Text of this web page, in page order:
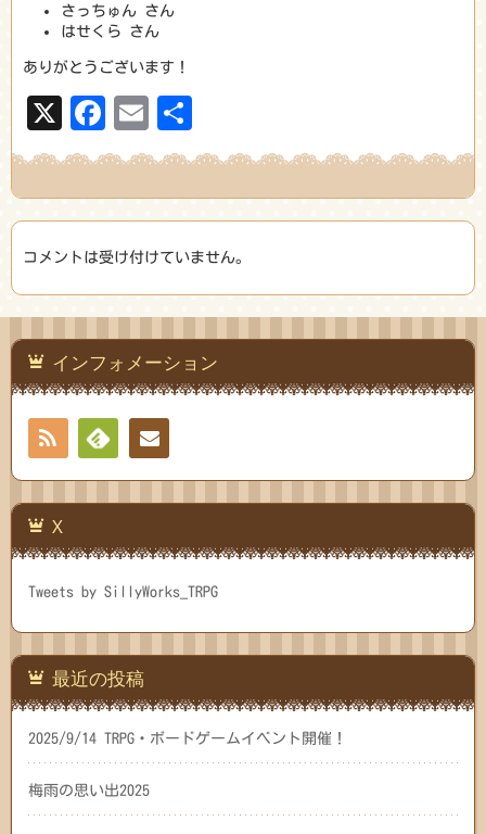
さっちゅん さん
はせくら さん
ありがとうございます！
X Facebook
Email
有
コメントは受け付けていません。
インフォメーション
RSS
Feedly連絡
X
Tweets by SillyWorks_TRPG
最近の投稿
2025/9/14 TRPG・ボードゲームイベント開催！
梅雨の思い出2025